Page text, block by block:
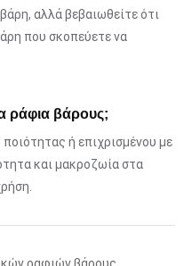
αλλά βεβαιωθείτε ότι
που σκοπεύετε να
ράφια βάρους;
ή επιχρισμένου με
και μακροζωία στα
ραφιών βάρους